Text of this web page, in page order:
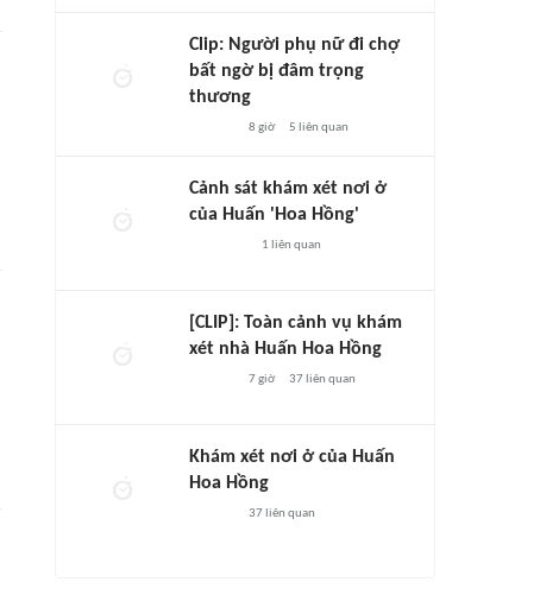
Clip: Người phụ nữ đi chợ
bất ngờ bị đâm trọng
thương
8 giờ 5 liên quan
Cảnh sát khám xét nơi ở
của Huấn 'Hoa Hồng'
1 liên quan
[CLIP]: Toàn cảnh vụ khám
xét nhà Huấn Hoa Hồng
7 giờ 37liên quan
Khám xét nơi ở của Huấn
Hoa Hồng
37liên quan